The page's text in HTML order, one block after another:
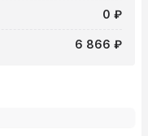
0 ₽
6 866 ₽